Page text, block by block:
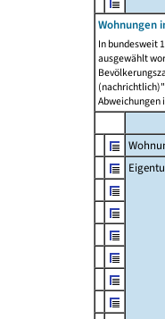
Wohnungen
In bundesweit
ausgewählt
Abweichungen